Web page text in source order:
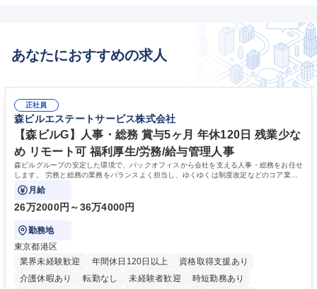
あなたにおすすめの求人
正社員
森ビルエステートサービス株式会社
【森ビルG】人事・総務 賞与5ヶ月 年休120日 残業少な
め リモート可 福利厚生/労務/給与管理人事
森ビルグループの安定した環境で、バックオフィスから会社を支える人事・総務をお任せ
します。 労務と総務の業務をバランスよく担当し、ゆくゆくは制度改定などのコア業務
にも挑戦できる、やりがいある環境です。
月給
26万2000円～36万4000円
勤務地
東京都港区
業界未経験歓迎
年間休日120日以上
資格取得支援あり
介護休暇あり
転勤なし 未経験者歓迎
時短勤務あり